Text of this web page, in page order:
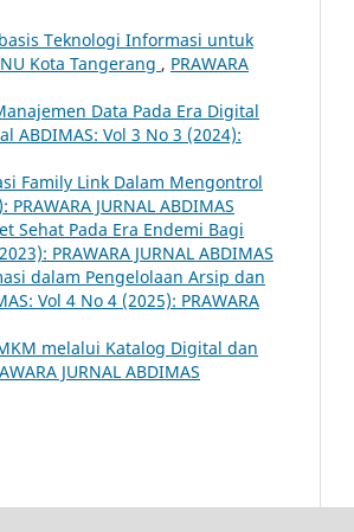
Teknologi Informasi untuk
Kota Tangerang , PRAWARA
Data Pada Era Digital
ABDIMAS: Vol 3 No 3 (2024):
Family Link Dalam Mengontrol
JURNAL ABDIMAS
Sehat Pada Era Endemi Bagi
PRAWARA JURNAL ABDIMAS
dalam Pengelolaan Arsip dan
Vol 4 No 4 (2025): PRAWARA
melalui Katalog Digital dan
JURNAL ABDIMAS